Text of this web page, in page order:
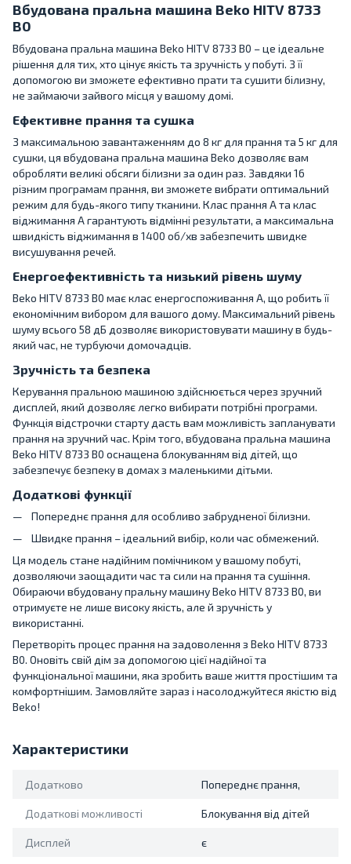
Вбудована пральна машина Beko HITV 8733
B0
Вбудована пральна машина Beko HITV 8733 B0 – це ідеальне
рішення для тих, хто цінує якість та зручність у побуті. З її
допомогою ви зможете ефективно прати та сушити білизну,
не займаючи зайвого місця у вашому домі.
Ефективне прання та сушка
З максимальною завантаженням до 8 кг для прання та 5 кг для
сушки, ця вбудована пральна машина Beko дозволяє вам
обробляти великі обсяги білизни за один раз. Завдяки 16
різним програмам прання, ви зможете вибрати оптимальний
режим для будь-якого типу тканини. Клас прання A та клас
віджимання A гарантують відмінні результати, а максимальна
швидкість віджимання в 1400 об/хв забезпечить швидке
висушування речей.
Енергоефективність та низький рівень шуму
Beko HITV 8733 B0 має клас енергоспоживання A, що робить її
економічним вибором для вашого дому. Максимальний рівень
шуму всього 58 дБ дозволяє використовувати машину в будь-
який час, не турбуючи домочадців.
Зручність та безпека
Керування пральною машиною здійснюється через зручний
дисплей, який дозволяє легко вибирати потрібні програми.
Функція відстрочки старту дасть вам можливість запланувати
прання на зручний час. Крім того, вбудована пральна машина
Beko HITV 8733 B0 оснащена блокуванням від дітей, що
забезпечує безпеку в домах з маленькими дітьми.
Додаткові функції
Попереднє прання для особливо забрудненої білизни.
Швидке прання – ідеальний вибір, коли час обмежений.
Ця модель стане надійним помічником у вашому побуті,
дозволяючи заощадити час та сили на прання та сушіння.
Обираючи вбудовану пральну машину Beko HITV 8733 B0, ви
отримуєте не лише високу якість, але й зручність у
використанні.
Перетворіть процес прання на задоволення з Beko HITV 8733
B0. Оновіть свій дім за допомогою цієї надійної та
функціональної машини, яка зробить ваше життя простішим та
комфортнішим. Замовляйте зараз і насолоджуйтеся якістю від
Beko!
Характеристики
Додатково Попереднє прання,
Додаткові можливості Блокування від дітей
Дисплей є